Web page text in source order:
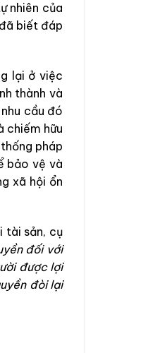
nhiên của
biết đáp
lại ở việc
thành và
cầu đó
chiếm hữu
pháp
bảo vệ và
xã hội ổn
tài sản, cụ
đối với
được lợi
đòi lại